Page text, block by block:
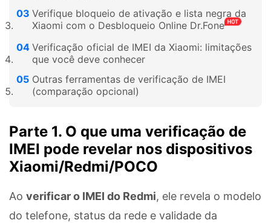
Verifique bloqueio de ativação e lista negra da
Xiaomi com o Desbloqueio Online Dr.Fone
Verificação oficial de IMEI da Xiaomi: limitações
que você deve conhecer
Outras ferramentas de verificação de IMEI
(comparação opcional)
Parte 1. O que uma verificação de
IMEI pode revelar nos dispositivos
Xiaomi/Redmi/POCO
Ao verificar o IMEI do Redmi, ele revela o modelo
do telefone, status da rede e validade da